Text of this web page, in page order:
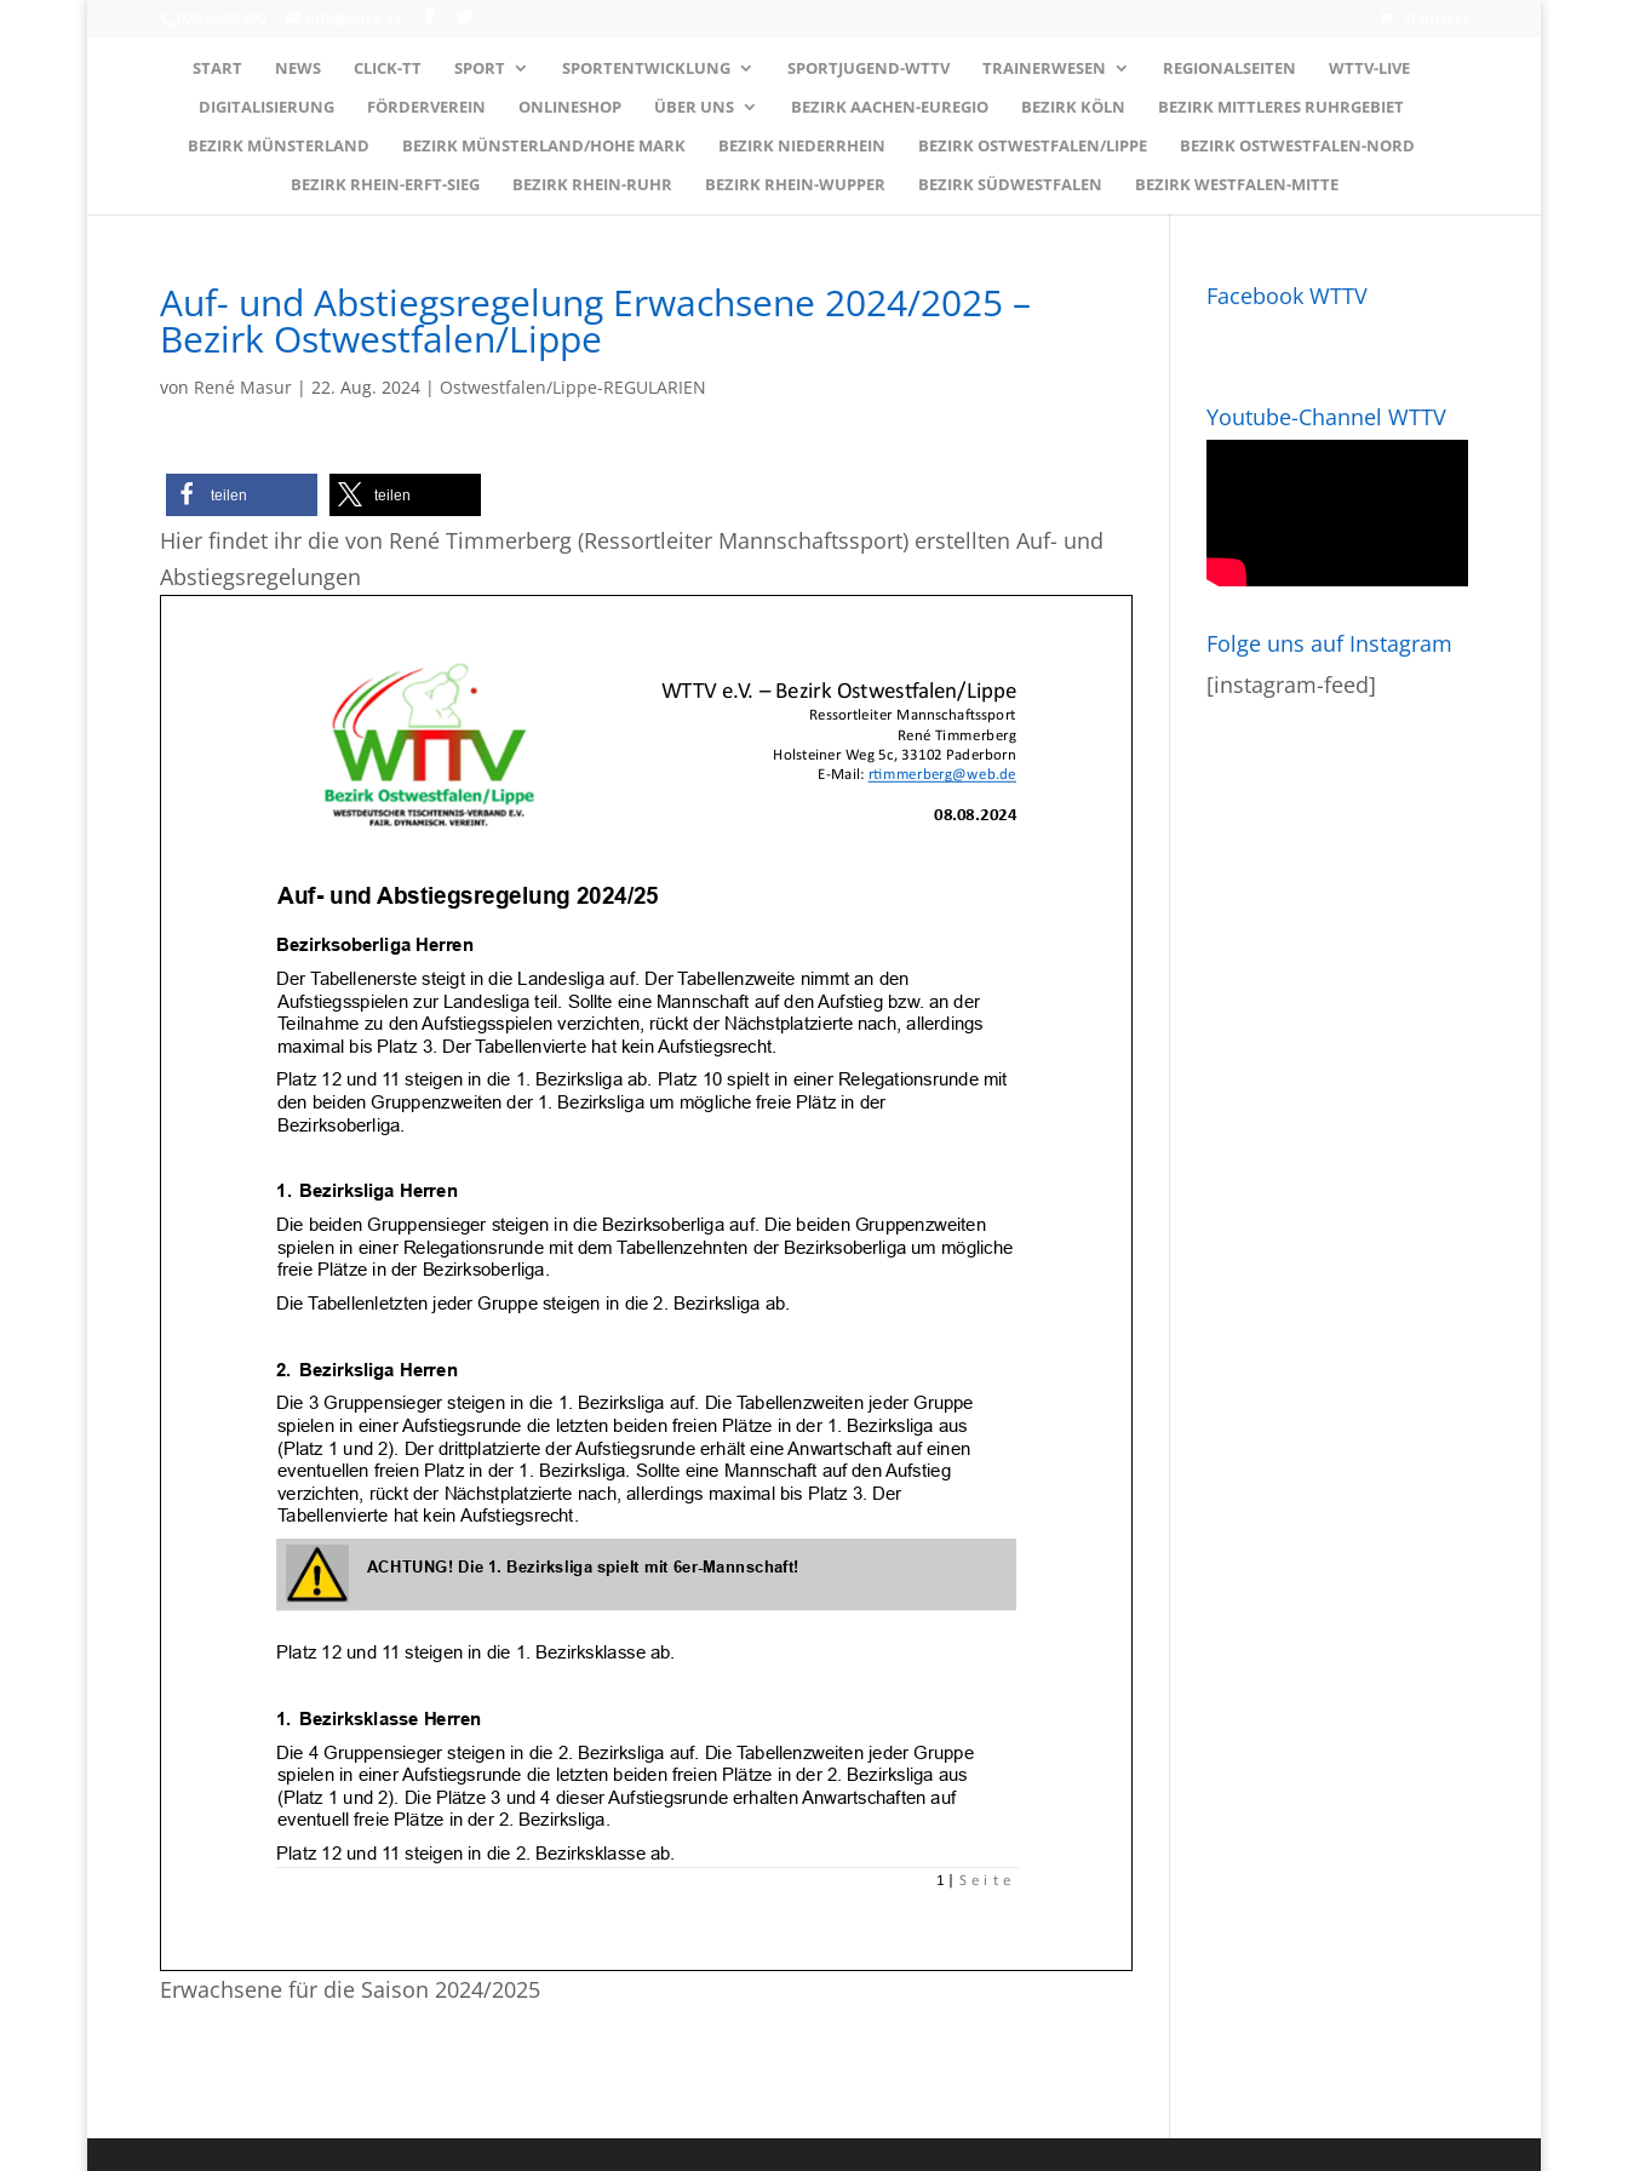
START NEWS CLICK-TT SPORT SPORTENTWICKLUNG SPORTJUGEND-WTTV TRAINERWESEN REGIONALSEITEN
WTTV-LIVE
DIGITALISIERUNG
FÖRDERVEREIN ONLINESHOP ÜBER UNS BEZIRK AACHEN-EUREGIO BEZIRK KÖLN
BEZIRK MITTLERES RUHRGEBIET
BEZIRK MÜNSTERLAND
BEZIRK MÜNSTERLAND/HOHE MARK BEZIRK NIEDERRHEIN BEZIRK OSTWESTFALEN/LIPPE
BEZIRK OSTWESTFALEN-NORD
BEZIRK RHEIN-ERFT-SIEG
BEZIRK RHEIN-RUHR BEZIRK RHEIN-WUPPER BEZIRK SÜDWESTFALEN BEZIRK WESTFALEN-MITTE
Auf- und Abstiegsregelung Erwachsene 2024/2025 –
Bezirk Ostwestfalen/Lippe
von René Masur | 22. Aug. 2024 | Ostwestfalen/Lippe-REGULARIEN
teilen teilen
Hier findet ihr die von René Timmerberg (Ressortleiter Mannschaftssport) erstellten Auf- und
Abstiegsregelungen
Erwachsene für die Saison 2024/2025
Facebook WTTV
Youtube-Channel WTTV
Folge uns auf Instagram
[instagram-feed]